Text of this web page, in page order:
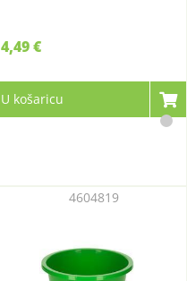
4,49 €
U košaricu
4604819